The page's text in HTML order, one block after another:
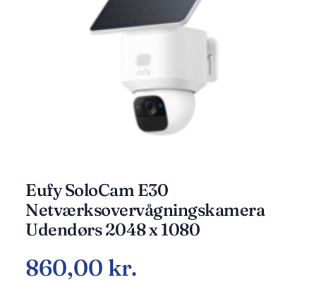
Eufy SoloCam E30
Netværksovervågningskamera
Udendørs 2048 x 1080
860,00 kr.